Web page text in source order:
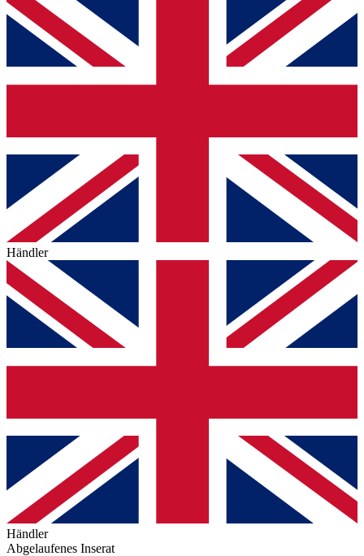
Händler
Händler
Abgelaufenes Inserat